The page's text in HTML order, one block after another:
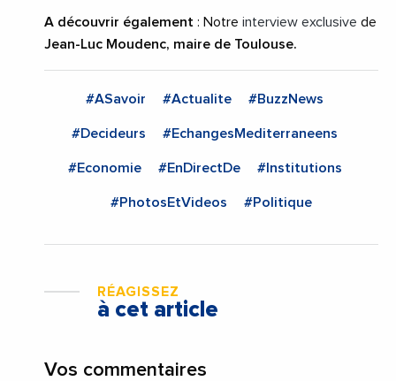
A découvrir également : Notre interview exclusive de
Jean-Luc Moudenc, maire de Toulouse.
#ASavoir #Actualite #BuzzNews
#Decideurs #EchangesMediterraneens
#Economie #EnDirectDe #Institutions
#PhotosEtVideos #Politique
RÉAGISSEZ
à cet article
Vos commentaires